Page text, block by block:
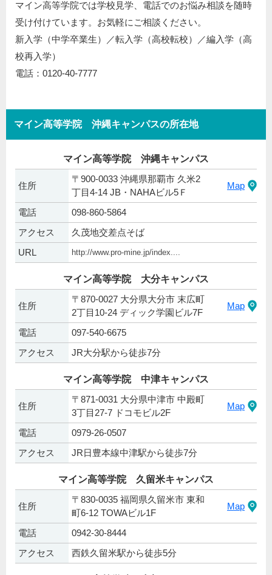
マイン高等学院では学校見学、電話でのお悩み相談を随時
受け付けています。お気軽にご相談ください。
新入学（中学卒業生）／転入学（高校転校）／編入学（高
校再入学）
電話：0120-40-7777
マイン高等学院 沖縄キャンパスの所在地
マイン高等学院 沖縄キャンパス
住所
〒900-0033 沖縄県那覇市 久米2
丁目4-14 JB・NAHAビル5Ｆ
Map
電話
098-860-5864
アクセス
久茂地交差点そば
URL
http://www.pro-mine.jp/index....
マイン高等学院 大分キャンパス
住所
〒870-0027 大分県大分市 末広町
2丁目10-24 ディック学園ビル7F
Map
電話
097-540-6675
アクセス
JR大分駅から徒歩7分
マイン高等学院 中津キャンパス
住所
〒871-0031 大分県中津市 中殿町
3丁目27-7 ドコモビル2F
Map
電話
0979-26-0507
アクセス
JR日豊本線中津駅から徒歩7分
マイン高等学院 久留米キャンパス
住所
〒830-0035 福岡県久留米市 東和
町6-12 TOWAビル1F
Map
電話
0942-30-8444
アクセス
西鉄久留米駅から徒歩5分